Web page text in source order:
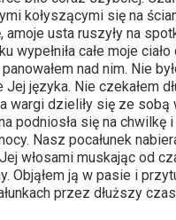
kołyszącymi się na
amoje usta ruszyły na
wypełniła całe moje
nad nim. Nie
języka. Nie czekałem
wargi dzieliły się ze sobą
podniosła się na chwilkę
Nasz pocałunek
włosami muskając od
Objąłem ją w pasie i
przez dłuższy czas